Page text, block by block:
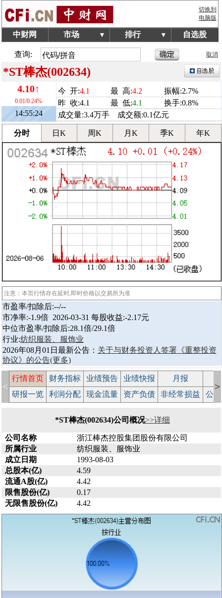
切换到
电脑版
中财网 市场 ▼ 排行 ▼ 自选股
查询: 取消
*ST棒杰(002634)
4.10↑
0.01/0.24%
14:55:24
今 开:4.1 最 高:4.2
振幅:2.7%
昨 收:4.1
最 低:4.1
换手:0.8%
成交量:3.4万手 成交额:0.1亿元
分时 日K 周K 月K 季K 年K
注意：本页行情存在延时,即时价格以交易所为准
市盈率/扣除后:--/--
市净率:-1.9倍 2026-03-31 每股收益:-2.17元
中位市盈率/扣除后:28.1倍/29.1倍
行业:纺织服装、服饰业
2026年08月01日最新公告： 关于与财务投资人签署《重整投资
协议》的公告(更多)
<
行情首页 财务指标 业绩预告 业绩快报 月报
研报一览
利润分配 现金流量 资产负债 非经常损益 公
>
*ST棒杰(002634)公司概况>>详细
公司名称
浙江棒杰控股集团股份有限公司
所属行业
纺织服装、服饰业
成立日期
1993-08-03
总股本(亿)
4.59
流通A股(亿)
4.42
限售股份(亿)
0.17
无限售股份(亿)
4.42